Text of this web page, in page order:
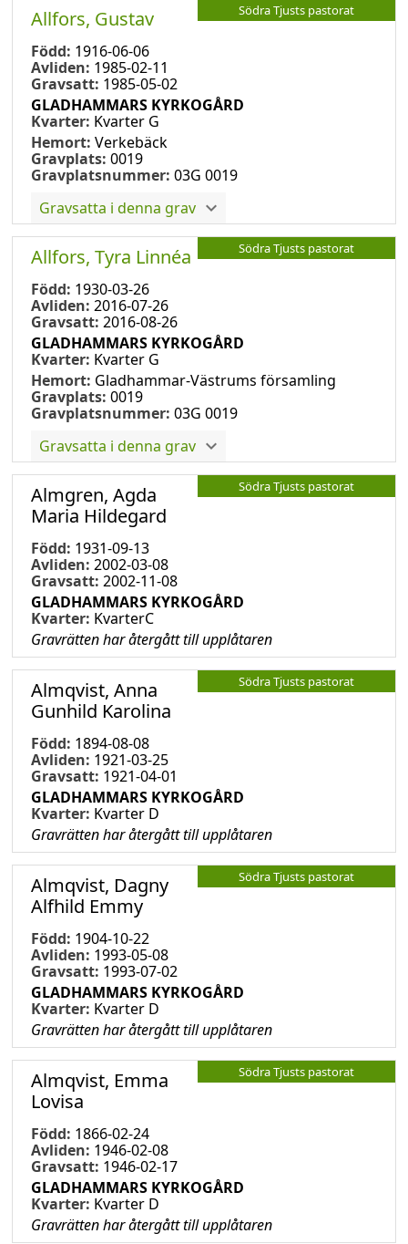
Södra Tjusts pastorat
Allfors, Gustav
Född: 1916-06-06
Avliden: 1985-02-11
Gravsatt: 1985-05-02
GLADHAMMARS KYRKOGÅRD
Kvarter: Kvarter G
Hemort: Verkebäck
Gravplats: 0019
Gravplatsnummer: 03G 0019
Gravsatta i denna grav
Södra Tjusts pastorat
Allfors, Tyra Linnéa
Född: 1930-03-26
Avliden: 2016-07-26
Gravsatt: 2016-08-26
GLADHAMMARS KYRKOGÅRD
Kvarter: Kvarter G
Hemort: Gladhammar-Västrums församling
Gravplats: 0019
Gravplatsnummer: 03G 0019
Gravsatta i denna grav
Södra Tjusts pastorat
Almgren, Agda
Maria Hildegard
Född: 1931-09-13
Avliden: 2002-03-08
Gravsatt: 2002-11-08
GLADHAMMARS KYRKOGÅRD
Kvarter: KvarterC
Gravrätten har återgått till upplåtaren
Södra Tjusts pastorat
Almqvist, Anna
Gunhild Karolina
Född: 1894-08-08
Avliden: 1921-03-25
Gravsatt: 1921-04-01
GLADHAMMARS KYRKOGÅRD
Kvarter: Kvarter D
Gravrätten har återgått till upplåtaren
Södra Tjusts pastorat
Almqvist, Dagny
Alfhild Emmy
Född: 1904-10-22
Avliden: 1993-05-08
Gravsatt: 1993-07-02
GLADHAMMARS KYRKOGÅRD
Kvarter: Kvarter D
Gravrätten har återgått till upplåtaren
Södra Tjusts pastorat
Almqvist, Emma
Lovisa
Född: 1866-02-24
Avliden: 1946-02-08
Gravsatt: 1946-02-17
GLADHAMMARS KYRKOGÅRD
Kvarter: Kvarter D
Gravrätten har återgått till upplåtaren